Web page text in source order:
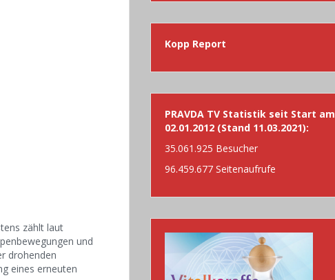
zählt laut
und
drohenden
eines erneuten
Kopp Report
PRAVDA TV Statistik seit Start am
02.01.2012 (Stand 11.03.2021):
35.061.925 Besucher
96.459.677 Seitenaufrufe